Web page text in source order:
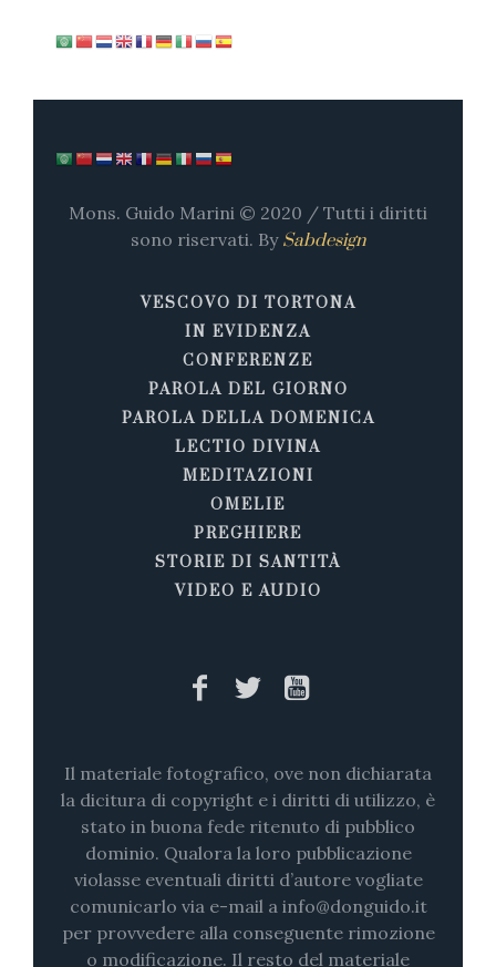
Mons. Guido Marini © 2020 / Tutti i diritti
sono riservati. By Sabdesign
VESCOVO DI TORTONA
IN EVIDENZA
CONFERENZE
PAROLA DEL GIORNO
PAROLA DELLA DOMENICA
LECTIO DIVINA
MEDITAZIONI
OMELIE
PREGHIERE
STORIE DI SANTITÀ
VIDEO E AUDIO
Il materiale fotografico, ove non dichiarata
la dicitura di copyright e i diritti di utilizzo, è
stato in buona fede ritenuto di pubblico
dominio. Qualora la loro pubblicazione
violasse eventuali diritti d’autore vogliate
comunicarlo via e-mail a info@donguido.it
per provvedere alla conseguente rimozione
o modificazione. Il resto del materiale